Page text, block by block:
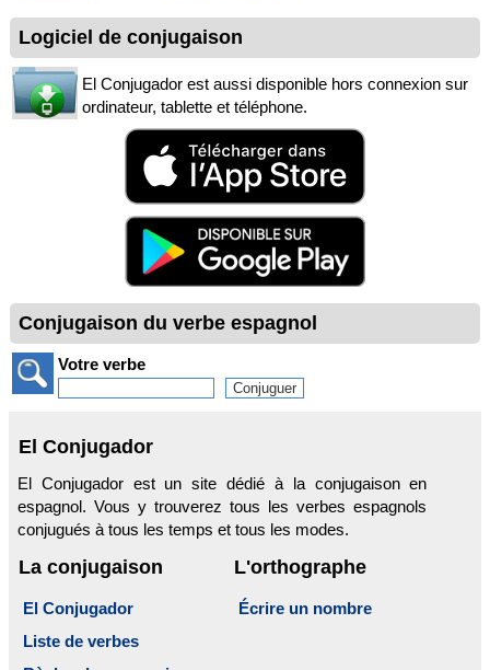
Logiciel de conjugaison
El Conjugador est aussi disponible hors connexion sur
ordinateur, tablette et téléphone.
Conjugaison du verbe espagnol
Votre verbe
El Conjugador
El Conjugador est un site dédié à la conjugaison en
espagnol. Vous y trouverez tous les verbes espagnols
conjugués à tous les temps et tous les modes.
La conjugaison
El Conjugador
Liste de verbes
L'orthographe
Écrire un nombre